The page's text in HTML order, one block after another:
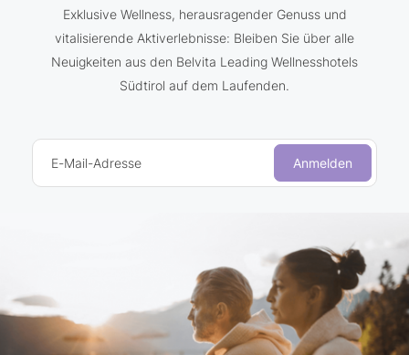
Exklusive Wellness, herausragender Genuss und
vitalisierende Aktiverlebnisse: Bleiben Sie über alle
Neuigkeiten aus den Belvita Leading Wellnesshotels
Südtirol auf dem Laufenden.
E-Mail-Adresse Anmelden